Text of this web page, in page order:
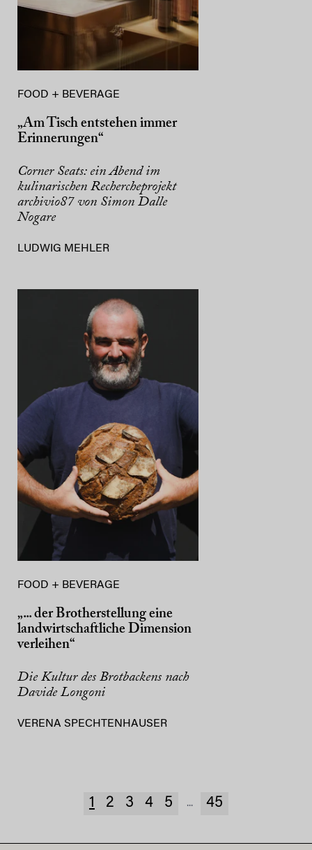
FOOD + BEVERAGE
„Am Tisch entstehen immer
Erinnerungen“
Corner Seats: ein Abend im
kulinarischen Rechercheprojekt
archivio87 von Simon Dalle
Nogare
LUDWIG MEHLER
FOOD + BEVERAGE
„... der Brotherstellung eine
landwirtschaftliche Dimension
verleihen“
Die Kultur des Brotbackens nach
Davide Longoni
VERENA SPECHTENHAUSER
1 2 3 4 5 ... 45